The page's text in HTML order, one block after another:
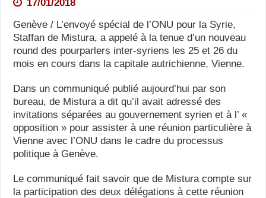
17/01/2018
Genève / L’envoyé spécial de l’ONU pour la Syrie,
Staffan de Mistura, a appelé à la tenue d’un nouveau
round des pourparlers inter-syriens les 25 et 26 du
mois en cours dans la capitale autrichienne, Vienne.
Dans un communiqué publié aujourd’hui par son
bureau, de Mistura a dit qu’il avait adressé des
invitations séparées au gouvernement syrien et à l’ «
opposition » pour assister à une réunion particulière à
Vienne avec l’ONU dans le cadre du processus
politique à Genève.
Le communiqué fait savoir que de Mistura compte sur
la participation des deux délégations à cette réunion